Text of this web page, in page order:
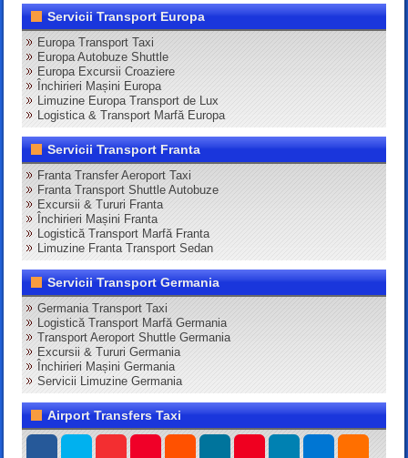
Servicii Transport Europa
Europa Transport Taxi
Europa Autobuze Shuttle
Europa Excursii Croaziere
Închirieri Mașini Europa
Limuzine Europa Transport de Lux
Logistica & Transport Marfă Europa
Servicii Transport Franta
Franta Transfer Aeroport Taxi
Franta Transport Shuttle Autobuze
Excursii & Tururi Franta
Închirieri Mașini Franta
Logistică Transport Marfă Franta
Limuzine Franta Transport Sedan
Servicii Transport Germania
Germania Transport Taxi
Logistică Transport Marfă Germania
Transport Aeroport Shuttle Germania
Excursii & Tururi Germania
Închirieri Mașini Germania
Servicii Limuzine Germania
Airport Transfers Taxi